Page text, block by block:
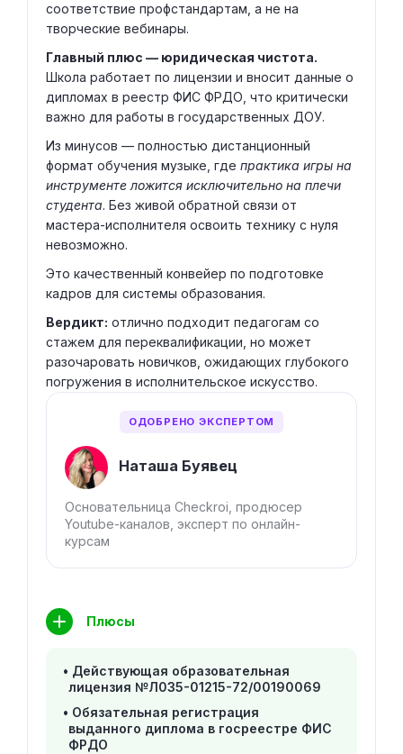
соответствие профстандартам, а не на
творческие вебинары.
Главный плюс — юридическая чистота.
Школа работает по лицензии и вносит данные о
дипломах в реестр ФИС ФРДО, что критически
важно для работы в государственных ДОУ.
Из минусов — полностью дистанционный
формат обучения музыке, где практика игры на
инструменте ложится исключительно на плечи
студента. Без живой обратной связи от
мастера-исполнителя освоить технику с нуля
невозможно.
Это качественный конвейер по подготовке
кадров для системы образования.
Вердикт: отлично подходит педагогам со
стажем для переквалификации, но может
разочаровать новичков, ожидающих глубокого
погружения в исполнительское искусство.
ОДОБРЕНО ЭКСПЕРТОМ
Наташа Буявец
Основательница Checkroi, продюсер
Youtube-каналов, эксперт по онлайн-
курсам
Плюсы
Действующая образовательная
лицензия №Л035-01215-72/00190069
Обязательная регистрация
выданного диплома в госреестре ФИС
ФРДО